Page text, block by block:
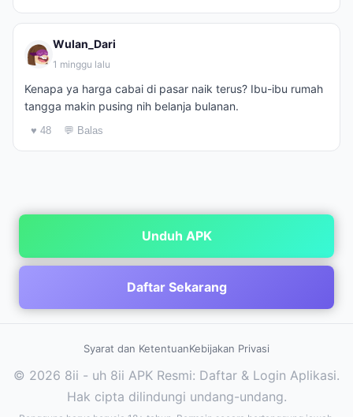
Wulan_Dari
1 minggu lalu
Kenapa ya harga cabai di pasar naik terus? Ibu-ibu rumah
tangga makin pusing nih belanja bulanan.
♥ 48 💬 Balas
Unduh APK
Daftar Sekarang
Syarat dan KetentuanKebijakan Privasi
© 2026 8ii - uh 8ii APK Resmi: Daftar & Login Aplikasi.
Hak cipta dilindungi undang-undang.